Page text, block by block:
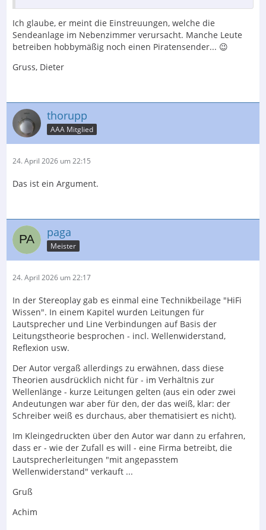
Ich glaube, er meint die Einstreuungen, welche die
Sendeanlage im Nebenzimmer verursacht. Manche Leute
betreiben hobbymäßig noch einen Piratensender... 😉
Gruss, Dieter
thorupp
AAA Mitglied
24. April 2026 um 22:15
Das ist ein Argument.
paga
Meister
24. April 2026 um 22:17
In der Stereoplay gab es einmal eine Technikbeilage "HiFi
Wissen". In einem Kapitel wurden Leitungen für
Lautsprecher und Line Verbindungen auf Basis der
Leitungstheorie besprochen - incl. Wellenwiderstand,
Reflexion usw.
Der Autor vergaß allerdings zu erwähnen, dass diese
Theorien ausdrücklich nicht für - im Verhältnis zur
Wellenlänge - kurze Leitungen gelten (aus ein oder zwei
Andeutungen war aber für den, der das weiß, klar: der
Schreiber weiß es durchaus, aber thematisiert es nicht).
Im Kleingedruckten über den Autor war dann zu erfahren,
dass er - wie der Zufall es will - eine Firma betreibt, die
Lautsprecherleitungen "mit angepasstem
Wellenwiderstand" verkauft ...
Gruß
Achim